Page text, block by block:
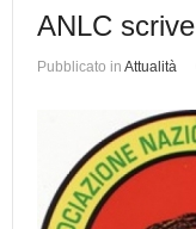
ANLC
Pubblicato in Attualità